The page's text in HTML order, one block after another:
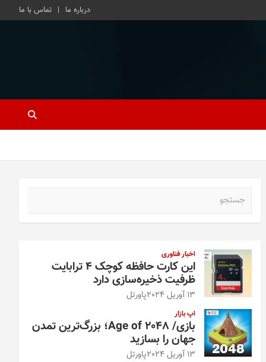
درباره ما تماس با ما
اخبار فناوری
این کارت حافظه کوچک ۴ ترابایت
ظرفیت ذخیره‌سازی دارد
13 آوریل 2024 پاورتل
اپ بازار
بازی/ Age of 2048؛ بزرگ‌ترین تمدن
جهان را بسازید
13 آوریل 2024 پاورتل